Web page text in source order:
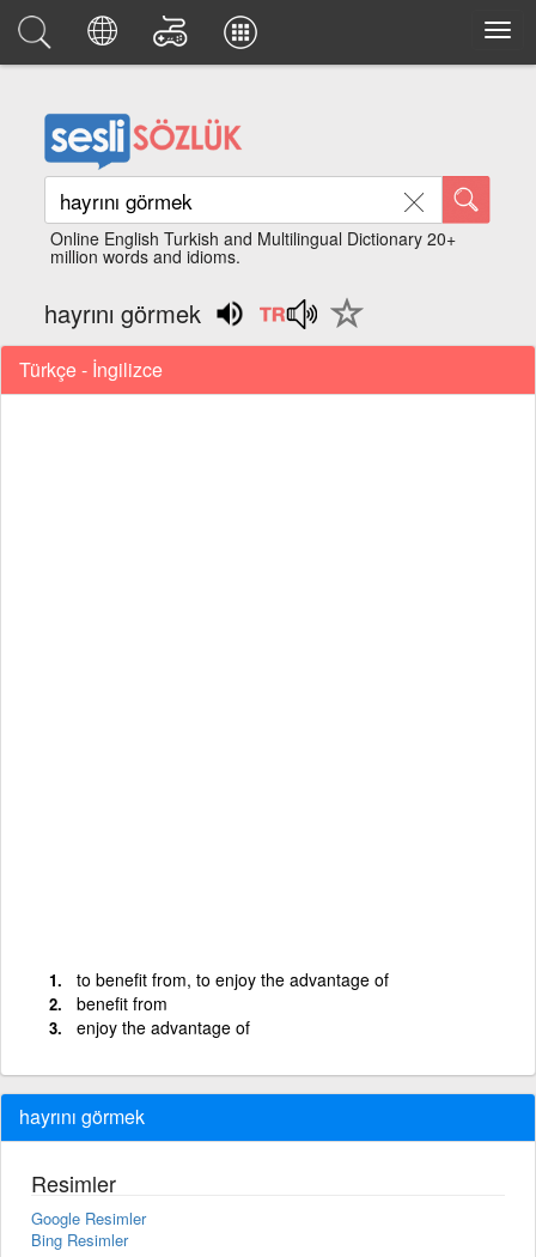
Online English Turkish and Multilingual Dictionary 20+
million words and idioms.
hayrını görmek
Türkçe - İngilizce
to benefit from, to enjoy the advantage of
benefit from
enjoy the advantage of
hayrını görmek
Resimler
Google Resimler
Bing Resimler